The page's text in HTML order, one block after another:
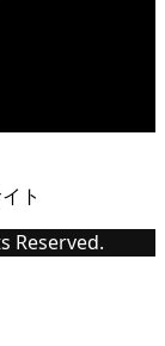
ト
Reserved.